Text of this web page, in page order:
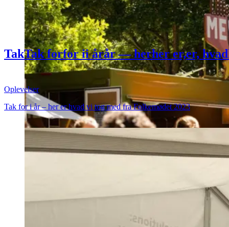
TakTak forfor ii årår –– herher er,er, hvad
FolkemødetFolkemødet 20232023
Oplevelser
Tak for i år – her er hvad vi tog med fra Folkemødet 2023